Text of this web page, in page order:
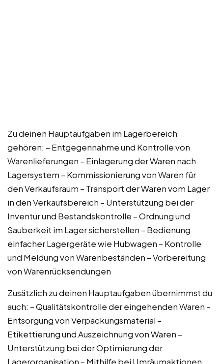
Zu deinen Hauptaufgaben im Lagerbereich
gehören: – Entgegennahme und Kontrolle von
Warenlieferungen – Einlagerung der Waren nach
Lagersystem – Kommissionierung von Waren für
den Verkaufsraum – Transport der Waren vom Lager
in den Verkaufsbereich – Unterstützung bei der
Inventur und Bestandskontrolle – Ordnung und
Sauberkeit im Lager sicherstellen – Bedienung
einfacher Lagergeräte wie Hubwagen – Kontrolle
und Meldung von Warenbeständen – Vorbereitung
von Warenrücksendungen
Zusätzlich zu deinen Hauptaufgaben übernimmst du
auch: – Qualitätskontrolle der eingehenden Waren –
Entsorgung von Verpackungsmaterial –
Etikettierung und Auszeichnung von Waren –
Unterstützung bei der Optimierung der
Lagerorganisation – Mithilfe bei Umräumaktionen